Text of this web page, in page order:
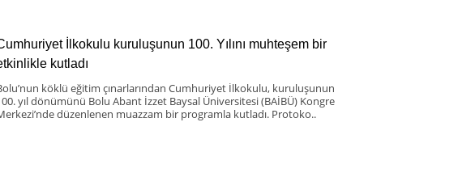
İlkokulu kuruluşunun 100. Yılını muhteşem bir
kutladı
köklü eğitim çınarlarından Cumhuriyet İlkokulu, kuruluşunun
yıl dönümünü Bolu Abant İzzet Baysal Üniversitesi (BAİBÜ) Kongre
düzenlenen muazzam bir programla kutladı. Protoko..